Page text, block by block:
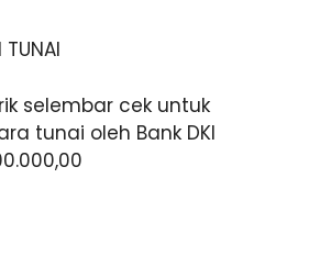
TUNAI
selembar cek untuk
tunai oleh Bank DKI